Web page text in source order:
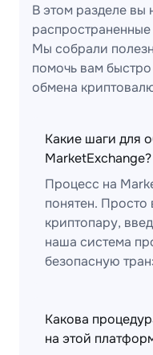
В этом разделе вы
Мы собрали
помочь вам
обмена
Какие шаги для
MarketExchange?
Процесс на
понятен.
криптопару,
наша система
безопасную
Какова
на этой